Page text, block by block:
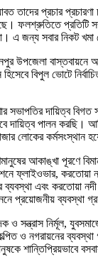
তাদের প্রচার
ফলশ্রুতিতে প্রতিটি
এ জন্য সবার নিকট খমা
উপজেলা বাস্তবায়নে
বিপুল ভোটে
সভাপতির দায়িত্ব
দায়িত্ব পালন করছি।
লোকের কর্মসংস্থান
আকাঙ্খা পূরণে
ফ্লাইওভার, করতোয়া
ব্যবস্থা এবং করতোয়া
প্রয়োজনীয় ব্যবস্থা
ও সন্ত্রাস নির্মূল,
ও নগরায়নের
শান্তিপ্রিয়ভাবে